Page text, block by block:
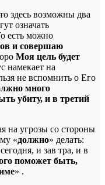
здесь возможны два
означать
есть можно
и совершаю
Моя цель будет
намекает на
не вспомнить о Его
много
убиту, и в третий
на угрозы со стороны
«должно» делать:
и зав тра, и в
поможет быть,
» .